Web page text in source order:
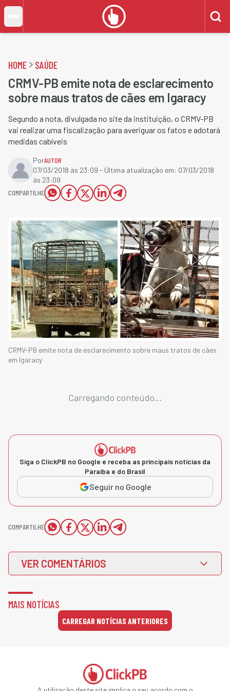
HOME SAÚDE
CRMV-PB emite nota de esclarecimento
sobre maus tratos de cães em Igaracy
Segundo a nota, divulgada no site da instituição​, o CRMV-PB
vai realizar uma fiscalização para averiguar os fatos e adotará
medidas cabíveis
PorAUTOR
07/03/2018 às 23:09 - Última atualização em: 07/03/2018
às 23:09
COMPARTILHE
CRMV-PB emite nota de esclarecimento sobre maus tratos de cães
em Igaracy
Carregando conteúdo...
Siga o ClickPB no Google e receba as principais notícias da
Paraíba e do Brasil
Seguir no Google
COMPARTILHE
VER COMENTÁRIOS
MAIS NOTÍCIAS
CARREGAR NOTÍCIAS ANTERIORES